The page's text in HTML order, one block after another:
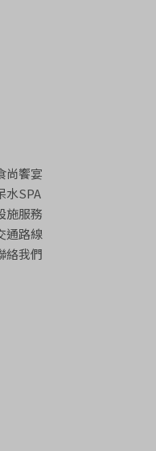
尚饗宴
水SPA
施服務
通路線
絡我們